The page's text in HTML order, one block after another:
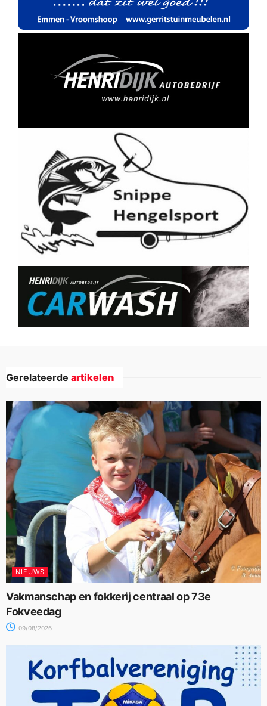
Gerelateerde artikelen
NIEUWS
Vakmanschap en fokkerij centraal op 73e
Fokveedag
09/08/2026